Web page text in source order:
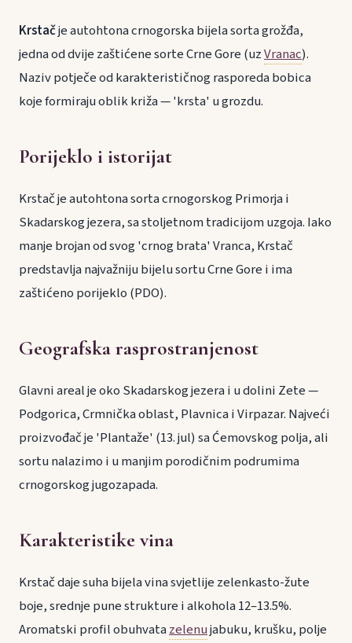
Krstačje autohtona crnogorska bijela sorta grožđa,
jedna od dvije zaštićene sorte Crne Gore (uzVranac).
Naziv potječe od karakterističnog rasporeda bobica
koje formiraju oblik križa — 'krsta' u grozdu.
Porijeklo i istorijat
Krstač je autohtona sorta crnogorskog Primorja i
Skadarskog jezera, sa stoljetnom tradicijom uzgoja. Iako
manje brojan od svog 'crnog brata' Vranca, Krstač
predstavlja najvažniju bijelu sortu Crne Gore i ima
zaštićeno porijeklo (PDO).
Geografska rasprostranjenost
Glavni areal je oko Skadarskog jezera i u dolini Zete —
Podgorica, Crmnička oblast, Plavnica i Virpazar. Najveći
proizvođač je 'Plantaže' (13. jul) sa Ćemovskog polja, ali
sortu nalazimo i u manjim porodičnim podrumima
crnogorskog jugozapada.
Karakteristike vina
Krstač daje suha bijela vina svjetlije zelenkasto-žute
boje, srednje pune strukture i alkohola 12–13.5%.
Aromatski profil obuhvatazelenujabuku, krušku, polje